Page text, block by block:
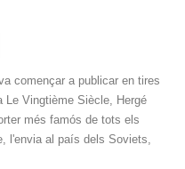
començar a publicar en tires
Le Vingtième Siècle, Hergé
més famós de tots els
l'envia al país dels Soviets,